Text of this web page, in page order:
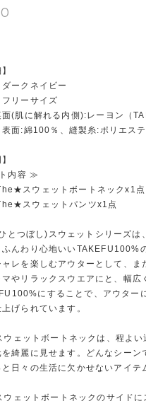
ークネイビー
リーサイズ
(肌に解れる内側):レーヨン（
表面:綿100％、縫製糸:ポリエス
内容 ≫
スウェットボートネックx1点
スウェットパンツx1点
つぼし)スウェットシリーズは
ふんわり心地いいTAKEFU100%
ャレを楽しむアウターとして、ま
マやリラックスウエアにと、幅広
にすることで、アウター
げられています。
ェットボートネックは、程よい
綺麗に見せます。どんなシーン
日々の生活に欠かせないアイテ
ェットボートネックのサイドに